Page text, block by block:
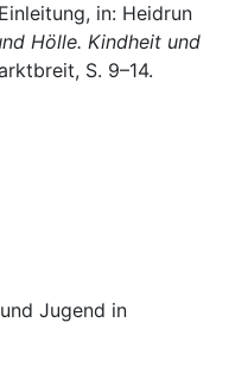
in: Heidrun
Hölle. Kindheit und
S. 9–14.
Jugend in